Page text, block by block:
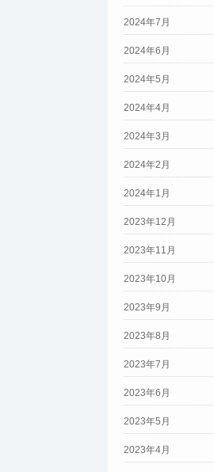
2024年7月
2024年6月
2024年5月
2024年4月
2024年3月
2024年2月
2024年1月
2023年12月
2023年11月
2023年10月
2023年9月
2023年8月
2023年7月
2023年6月
2023年5月
2023年4月